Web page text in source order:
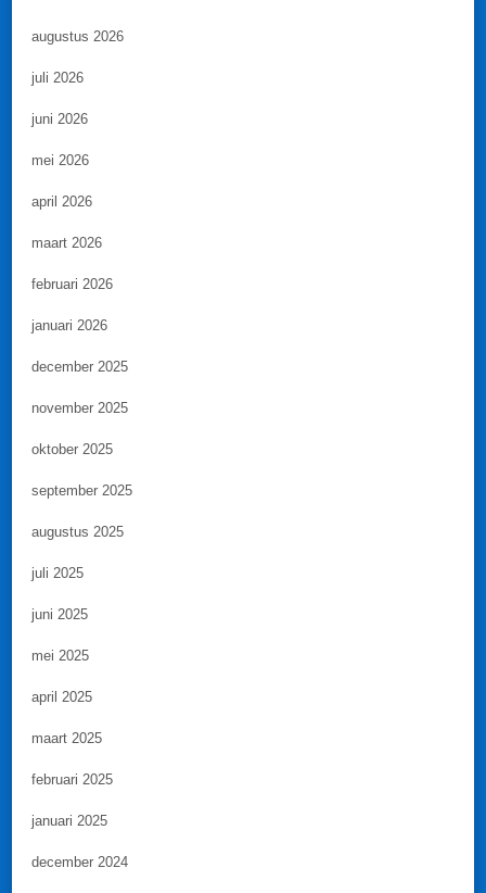
augustus 2026
juli 2026
juni 2026
mei 2026
april 2026
maart 2026
februari 2026
januari 2026
december 2025
november 2025
oktober 2025
september 2025
augustus 2025
juli 2025
juni 2025
mei 2025
april 2025
maart 2025
februari 2025
januari 2025
december 2024